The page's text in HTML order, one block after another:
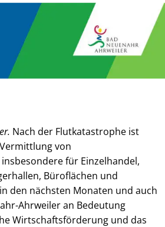
Nach der Flutkatastrophe ist
von
für Einzelhandel,
Büroflächen und
den nächsten Monaten und auch
Ahrweiler an Bedeutung
Wirtschaftsförderung und das